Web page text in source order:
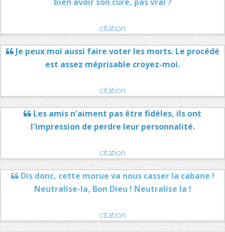
citation
Je peux moi aussi faire voter les morts. Le procédé
est assez méprisable croyez-moi.
citation
Les amis n'aiment pas être fidèles, ils ont
l'impression de perdre leur personnalité.
citation
Dis donc, cette morue va nous casser la cabane !
Neutralise-la, Bon Dieu ! Neutralise la !
citation